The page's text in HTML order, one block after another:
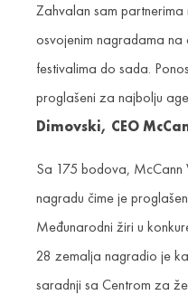
Zahvalan sam partnerima
osvojenim nagradama na
festivalima do sada.
proglašeni za najbolju
Dimovski, CEO
Sa 175 bodova,
nagradu čime je
Međunarodni žiri u
28 zemalja nagradio je
saradnji sa Centrom za